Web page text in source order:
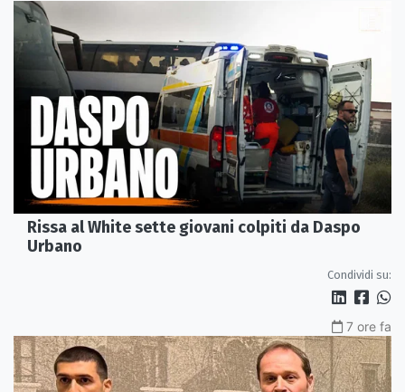
Rissa al White sette giovani colpiti da Daspo
Urbano
Condividi su:
7 ore fa